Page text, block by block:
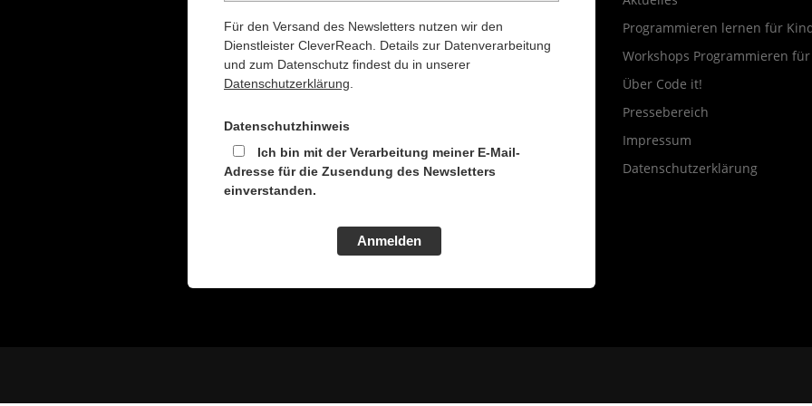
Für den Versand des Newsletters nutzen wir den
Dienstleister CleverReach. Details zur Datenverarbeitung
und zum Datenschutz findest du in unserer
Datenschutzerklärung.
Datenschutzhinweis
Ich bin mit der Verarbeitung meiner E-Mail-
Adresse für die Zusendung des Newsletters
einverstanden.
Anmelden
Programmieren lernen für
Workshops Programmieren
Über Code it!
Pressebereich
Impressum
Datenschutzerklärung